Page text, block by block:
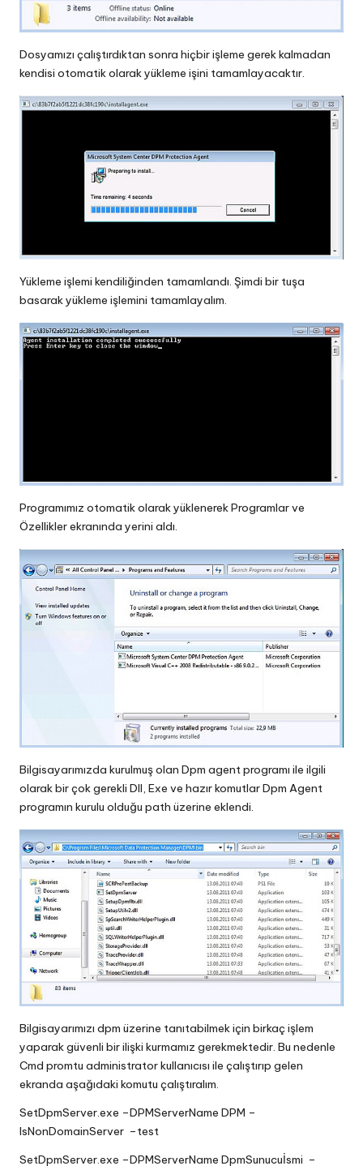
Dosyamızı çalıştırdıktan sonra hiçbir işleme gerek kalmadan
kendisi otomatik olarak yükleme işini tamamlayacaktır.
Yükleme işlemi kendiliğinden tamamlandı. Şimdi bir tuşa
basarak yükleme işlemini tamamlayalım.
Programımız otomatik olarak yüklenerek Programlar ve
Özellikler ekranında yerini aldı.
Bilgisayarımızda kurulmuş olan Dpm agent programı ile ilgili
olarak bir çok gerekli Dll, Exe ve hazır komutlar Dpm Agent
programın kurulu olduğu path üzerine eklendi.
Bilgisayarımızı dpm üzerine tanıtabilmek için birkaç işlem
yaparak güvenli bir ilişki kurmamız gerekmektedir. Bu nedenle
Cmd promtu administrator kullanıcısı ile çalıştırıp gelen
ekranda aşağıdaki komutu çalıştıralım.
SetDpmServer.exe –DPMServerName DPM –
IsNonDomainServer –test
SetDpmServer.exe –DPMServerName DpmSunucuİsmi –